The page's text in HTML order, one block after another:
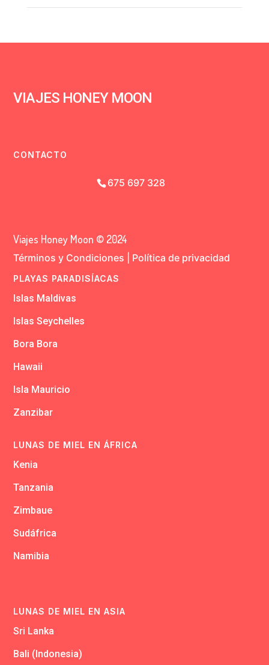
VIAJES HONEY MOON
CONTACTO
675 697 328
Viajes Honey Moon © 2024
Términos y Condiciones Política de privacidad
PLAYAS PARADISÍACAS
Islas Maldivas
Islas Seychelles
Bora Bora
Hawaii
Isla Mauricio
Zanzibar
LUNAS DE MIEL EN ÁFRICA
Kenia
Tanzania
Zimbaue
Sudáfrica
Namibia
LUNAS DE MIEL EN ASIA
Sri Lanka
Bali (Indonesia)